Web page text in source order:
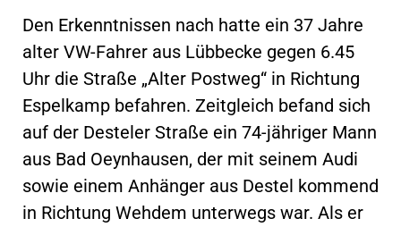
Den Erkenntnissen nach hatte ein 37 Jahre
alter VW-Fahrer aus Lübbecke gegen 6.45
Uhr die Straße „Alter Postweg“ in Richtung
Espelkamp befahren. Zeitgleich befand sich
auf der Desteler Straße ein 74-jähriger Mann
aus Bad Oeynhausen, der mit seinem Audi
sowie einem Anhänger aus Destel kommend
in Richtung Wehdem unterwegs war. Als er